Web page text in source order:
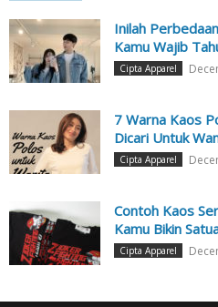
Inilah
Kamu Wajib
Cipta Apparel
7 Warna Kaos
Dicari Untuk
Cipta Apparel
Contoh Kaos
Kamu Bikin
Cipta Apparel